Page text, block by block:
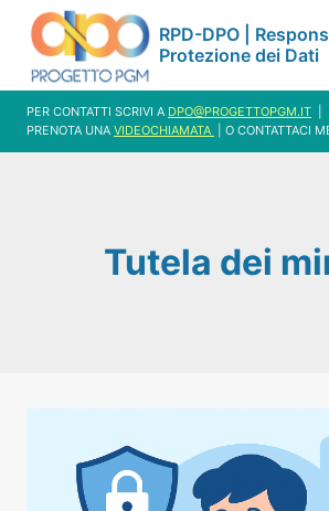
Salta
contenuto
RPD-DPO |
Protezione dei Dati
PER CONTATTI SCRIVI A DPO@PROGETTOPGM.IT |
PRENOTA UNA VIDEOCHIAMATA | O CONTATTACI
Tutela dei